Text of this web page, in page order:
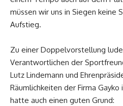
müssen wir uns in Siegen keine
Aufstieg.
Zu einer Doppelvorstellung
Verantwortlichen der
Lutz Lindemann und
Räumlichkeiten der Firma
hatte auch einen guten Grund: